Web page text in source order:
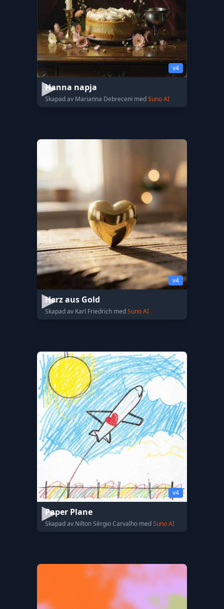
v4
Hanna napja
Skapad av Marianna Debreceni medSuno AI
v4
Herz aus Gold
Skapad av Karl Friedrich medSuno AI
v4
Paper Plane
Skapad av Nilton Sérgio Carvalho medSuno AI